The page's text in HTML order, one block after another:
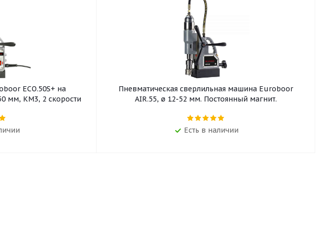
ECO.50S+ на
мм, КМ3, 2 скорости
Пневматическая сверлильная машина Euroboor
AIR.55, ø 12-52 мм. Постоянный магнит.
Есть в наличии